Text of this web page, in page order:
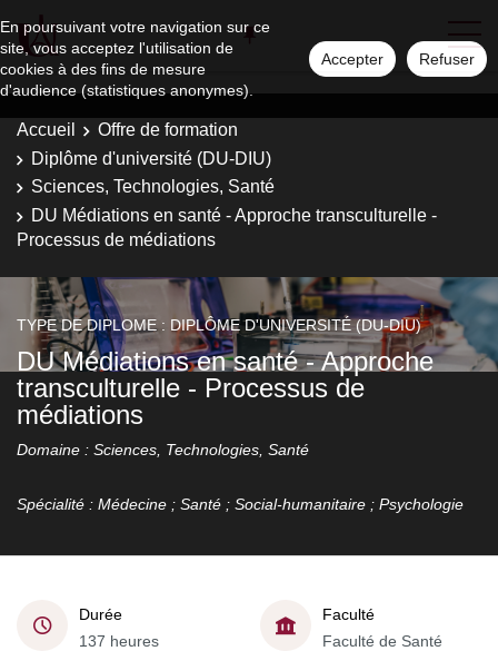
En poursuivant votre navigation sur ce
site, vous acceptez l'utilisation de
cookies à des fins de mesure
d'audience (statistiques anonymes).
Accepter Refuser
Accueil
Offre de formation
Diplôme d'université (DU-DIU)
Sciences, Technologies, Santé
DU Médiations en santé - Approche transculturelle -
Processus de médiations
TYPE DE DIPLOME : DIPLÔME D'UNIVERSITÉ (DU-DIU)
DU Médiations en santé - Approche
transculturelle - Processus de
médiations
Domaine : Sciences, Technologies, Santé
Spécialité : Médecine ; Santé ; Social-humanitaire ; Psychologie
Durée
137 heures
Faculté
Faculté de Santé